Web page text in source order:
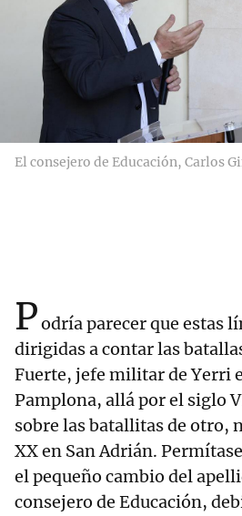
El consejero de Educación, Carlos
Podría parecer que estas
dirigidas a contar las
Fuerte, jefe militar de Yerri
Pamplona, allá por el siglo
sobre las batallitas de otro,
XX en San Adrián.
el pequeño cambio del
consejero de Educación,